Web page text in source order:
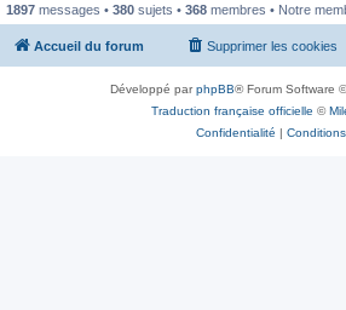
1897 messages • 380 sujets • 368 membres • Notre
Accueil du forum Supprimer les cookies
Développé parphpBB® Forum Software
Traduction française officielle ©
Confidentialité | Conditions